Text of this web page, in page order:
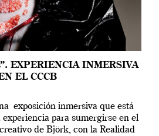
EXPERIENCIA INMERSIVA
EL CCCB
exposición inmersiva que está
para sumergirse en el
de Björk, con la Realidad